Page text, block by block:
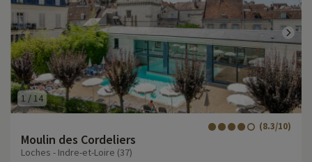
1 /14
Moulin des Cordeliers
(8.3/10)
Loches - Indre-et-Loire (37)